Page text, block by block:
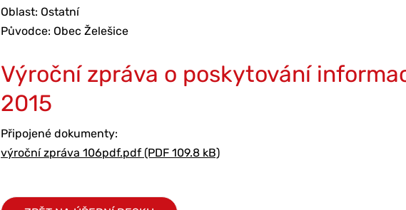
Oblast: Ostatní
Původce: Obec Želešice
Výroční zpráva o poskytování
2015
Připojené dokumenty:
výroční zpráva 106pdf.pdf (PDF 109.8 kB)